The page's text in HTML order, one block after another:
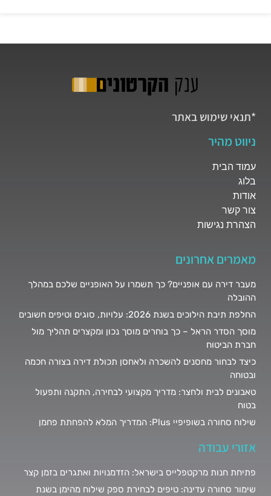
*תנאי שימוש באתר
ניווט מהיר
עמוד הבית
בלוג
אודות
צור קשר
הצהרת נגישות
מאמרים אחרונים
מעבר דירה עם אופניים? כך תשמרו על האופניים שלכם במהלך
ההובלה
החלפת תיבת הילוכים בשנת 2026: עלויות, סוגים וטיפים חשובים
מוסך הסדר הראל – כך בוחרים מוסך נכון ומקצרים תהליך מול
חברת הביטוח
כיצד לבחור מחסנים להשכרה ולאחסן תכולת דירה בצורה חכמה
ובטוחה
טאבונים לבית ולחצר: מדריך מקצועי לבחירה, התקנה ותפעול
בטוח
שילוח סחורה בשופיפיי Plus: המדריך המלא להפחתת פחמן
אזורי עבודה
פתיחת חנות מרקטפלייס בישראל: הזדמנויות ואתגרים בזמן קצר
שימור סחורה עדינה: טיפים לבחירת ספק שילוח מהימן בשנת